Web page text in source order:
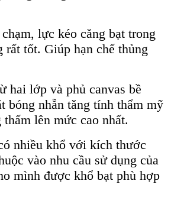
lực kéo căng bạt trong
rất tốt. Giúp hạn chế thủng
hai lớp và phủ canvas bề
bóng nhẵn tăng tính thẩm mỹ
lên mức cao nhất.
nhiều khổ với kích thước
vào nhu cầu sử dụng của
mình được khổ bạt phù hợp